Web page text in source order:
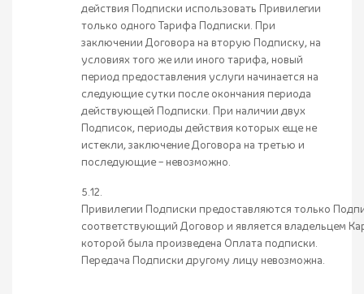
действия Подписки использовать Привилегии
только одного Тарифа Подписки. При
заключении Договора на вторую Подписку, на
условиях того же или иного тарифа, новый
период предоставления услуги начинается на
следующие сутки после окончания периода
действующей Подписки. При наличии двух
Подписок, периоды действия которых еще не
истекли, заключение Договора на третью и
последующие – невозможно.
5.12.
Привилегии Подписки предоставляются только
соответствующий Договор и является владельцем
которой была произведена Оплата подписки.
Передача Подписки другому лицу невозможна.